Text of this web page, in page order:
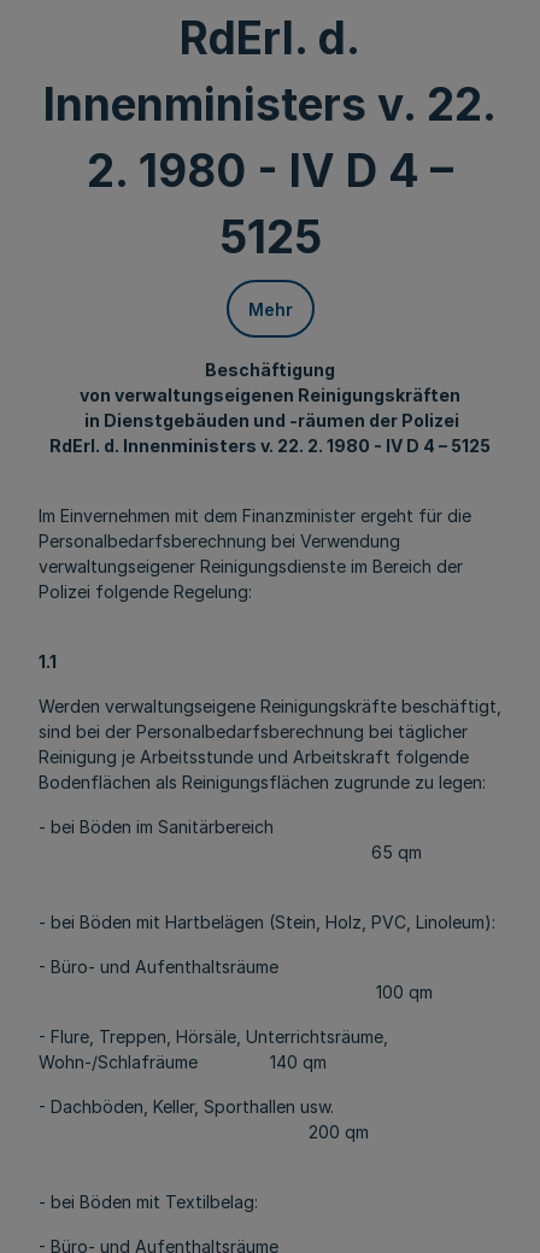
RdErl. d.
Innenministers v. 22.
2. 1980 - IV D 4 –
5125
Mehr
Beschäftigung
von verwaltungseigenen Reinigungskräften
in Dienstgebäuden und -räumen der Polizei
RdErl. d. Innenministers v. 22. 2. 1980 - IV D 4 – 5125
Im Einvernehmen mit dem Finanzminister ergeht für die
Personalbedarfsberechnung bei Verwendung
verwaltungseigener Reinigungsdienste im Bereich der
Polizei folgende Regelung:
1.1
Werden verwaltungseigene Reinigungskräfte beschäftigt,
sind bei der Personalbedarfsberechnung bei täglicher
Reinigung je Arbeitsstunde und Arbeitskraft folgende
Bodenflächen als Reinigungsflächen zugrunde zu legen:
- bei Böden im Sanitärbereich
65 qm
- bei Böden mit Hartbelägen (Stein, Holz, PVC, Linoleum):
- Büro- und Aufenthaltsräume
100 qm
- Flure, Treppen, Hörsäle, Unterrichtsräume,
Wohn-/Schlafräume 140 qm
- Dachböden, Keller, Sporthallen usw.
200 qm
- bei Böden mit Textilbelag:
- Büro- und Aufenthaltsräume